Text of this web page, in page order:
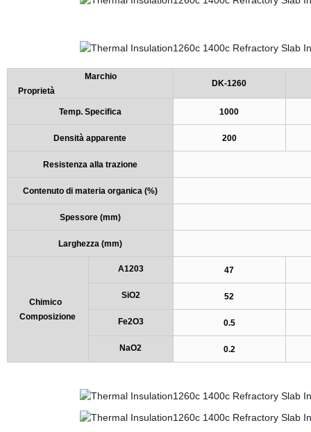
Marchio
Proprietà
DK-1260
Temp. Specifica 1000
Densità apparente 200
Resistenza alla trazione
Contenuto di materia organica (%)
Spessore (mm)
Larghezza (mm)
Chimico
Composizione
A1203 47
SiO2 52
Fe2O3 0.5
NaO2 0.2